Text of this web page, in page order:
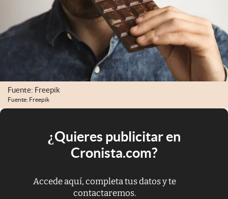
Fuente: Freepik
Fuente: Freepik
¿Quieres publicitar en
Cronista.com?
Accede aquí, completa tus datos y te
contactaremos.